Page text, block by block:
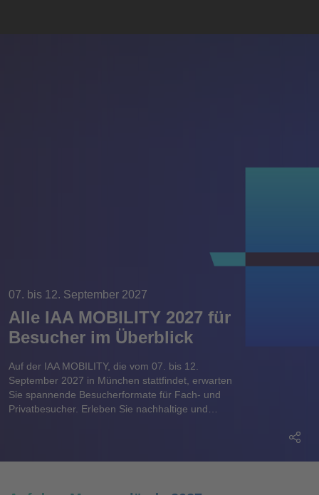
07. bis 12. September 2027
Alle IAA MOBILITY 2027 für
Besucher im Überblick
Auf der IAA MOBILITY, die vom 07. bis 12.
September 2027 in München stattfindet, erwarten
Sie spannende Besucherformate für Fach- und
Privatbesucher. Erleben Sie nachhaltige und